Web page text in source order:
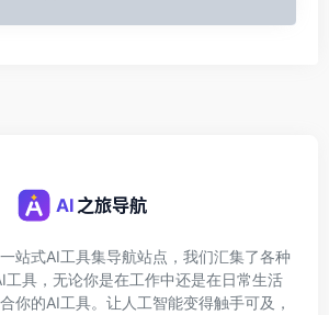
站式AI工具集导航站点，我们汇集了各种
工具，无论你是在工作中还是在日常生活
你的AI工具。让人工智能变得触手可及，